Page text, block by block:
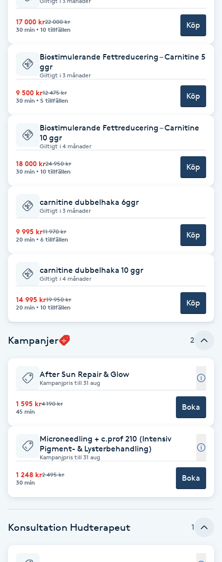
Babylights
Balayage
Bambumassage
Barber
Barnklippning
Blowout
Bottenfärg
Brynformning
Brynfärgning
Brynplockning
Bröllopsuppsättning
C
Coachning
Cryoterapi
Damklippning
17 000 kr22 000 kr
30 min
10 tillfällen Köp
Biostimulerande Fettreducering – Carnitine 5
ggr
Giltigt i 3 månader
9 500 kr12 475 kr
30 min
5 tillfällen Köp
Biostimulerande Fettreducering – Carnitine
10 ggr
Giltigt i 4 månader
18 000 kr24 950 kr
30 min
10 tillfällen Köp
carnitine dubbelhaka 6ggr
Giltigt i 3 månader
9 995 kr11 970 kr
20 min
6 tillfällen Köp
carnitine dubbelhaka 10 ggr
Giltigt i 4 månader
14 995 kr19 950 kr
20 min
10 tillfällen Köp
Kampanjer 2
After Sun Repair & Glow
Kampanjpris till 31 aug
1 595 kr4 190 kr
45 min
Boka
Microneedling + c.prof 210 (Intensiv
Pigment- & Lysterbehandling)
Kampanjpris till 31 aug
1 248 kr2 495 kr
30 min
Boka
Konsultation Hudterapeut 1